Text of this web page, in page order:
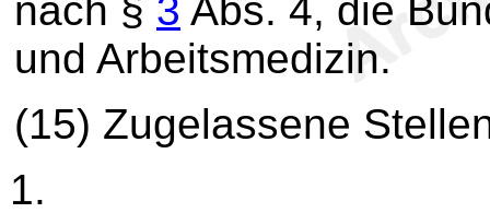
nach § 3 Abs. 4, die
und Arbeitsmedizin.
(15) Zugelassene